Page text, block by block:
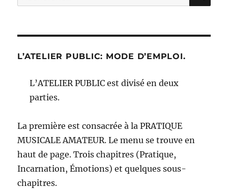
pour :
L’ATELIER PUBLIC: MODE D’EMPLOI.
L’ATELIER PUBLIC est divisé en deux
parties.
La première est consacrée à la PRATIQUE
MUSICALE AMATEUR. Le menu se trouve en
haut de page. Trois chapitres (Pratique,
Incarnation, Émotions) et quelques sous-
chapitres.